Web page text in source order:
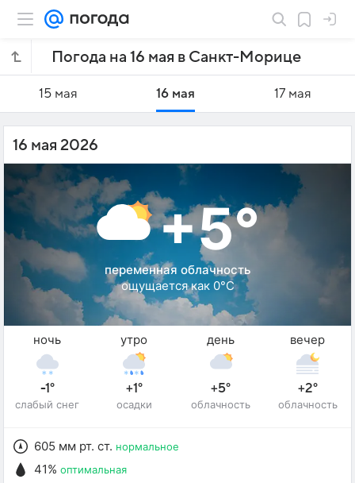
Погода на 16 мая в Санкт-Морице
15 мая 16 мая 17 мая
16 мая 2026
+5°
переменная облачность
ощущается как 0°C
ночь
-1°
слабый снег
утро
+1°
осадки
день
+5°
облачность
вечер
+2°
облачность
605 мм рт. ст. нормальное
41% оптимальная